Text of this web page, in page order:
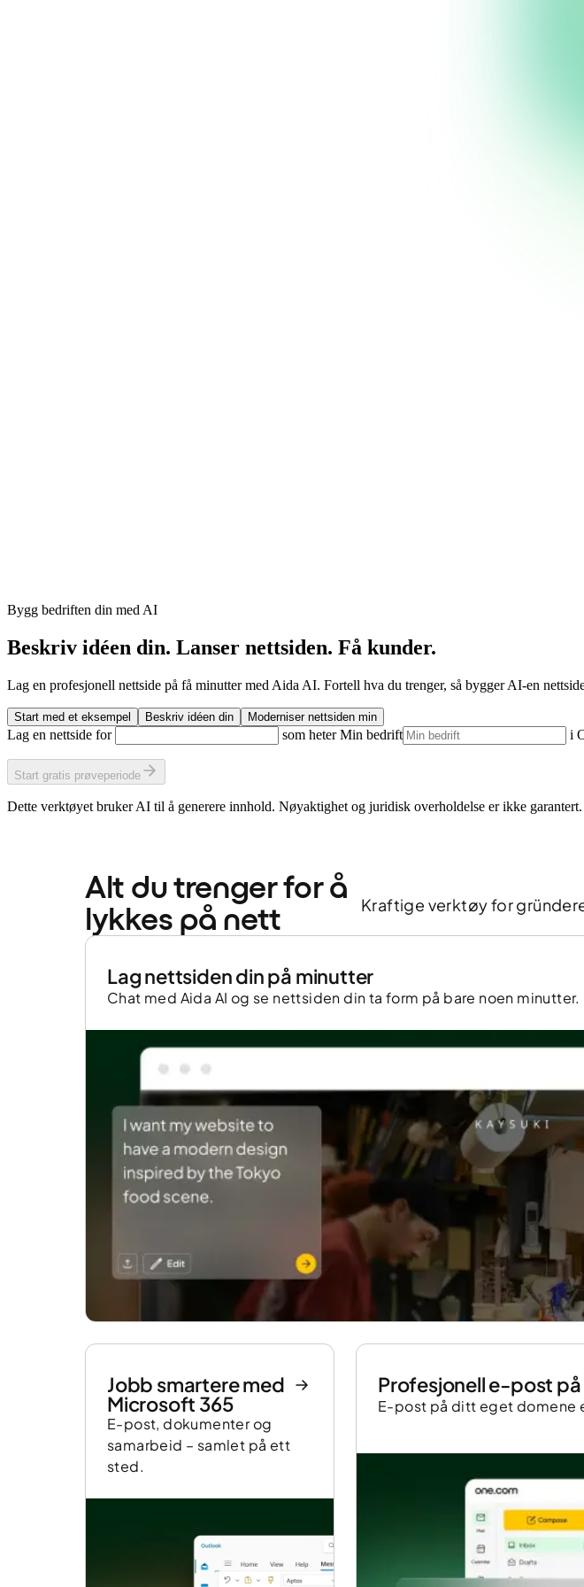
Bygg bedriften din med AI
Beskriv idéen din. Lanser nettsiden. Få kunder.
Lag en profesjonell nettside på få minutter med Aida AI. Fortell hva du trenger, så bygger AI-en
Start med et eksempel Beskriv idéen din Moderniser nettsiden min
Lag en nettside for som heterMin bedrift i
Start gratis prøveperiode
Dette verktøyet bruker AI til å generere innhold. Nøyaktighet og juridisk overholdelse er ikke
Alt du trenger for å
lykkes på nett
Kraftige verktøy for
Lag nettsiden din på minutter
Chat med Aida AI og se nettsiden din ta form på bare noen minutter.
Jobb smartere med
Microsoft 365
E-post, dokumenter og
samarbeid – samlet på ett
sted.
Profesjonell e-post
E-post på ditt eget domene